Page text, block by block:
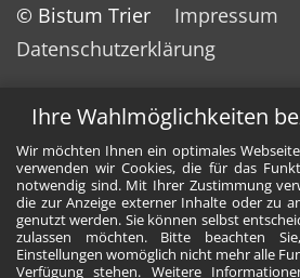
Ihre Wahlmöglichkeiten
Wir möchten Ihnen ein optimales
verwenden wir Cookies, die für das
notwendig sind. Mit Ihrer Zustimmung
die zur Anzeige externer Inhalte oder zu
genutzt werden. Sie können selbst
zulassen möchten. Bitte beachten
Einstellungen womöglich nicht mehr alle
Verfügung stehen. Weitere
© Bistum Trier
Impressum
Datenschutzerklärung